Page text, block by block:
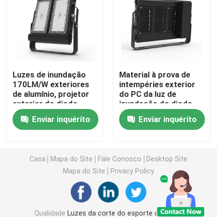
Luz de inundação de DMX
Projetores do campo de tênis
Luzes de rua exteriores do diodo emissor de luz
Luzes exteriores do ponto do diodo emissor de luz
Luzes altas lineares da baía do diodo emissor de luz
Luzes de inundação
170LM/W exteriores
de alumínio, projetor
exterior do diodo
emissor de luz de
MultisceneEnviar inquérito
Material à prova de
intempéries exterior
do PC da luz de
inundação do diodo
emissor de luz da casa
da C.A. 100-227V
Enviar inquérito
Casa Mapa do Site Fale Conosco
Desktop Site
Mapa do Site
Privacy Policy
Qualidade Luzes da corte do esporte do diodo